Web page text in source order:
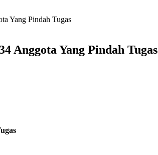
Yang Pindah Tugas
Anggota Yang Pindah Tugas